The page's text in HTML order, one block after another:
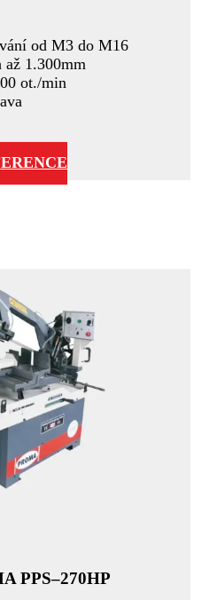
od M3 do M16
až 1.300mm
ot./min
PPS–270HP